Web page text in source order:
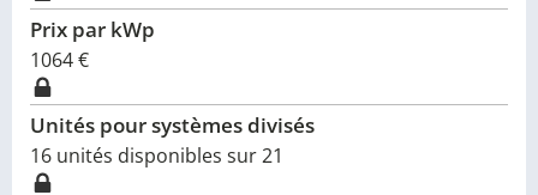
Prix par kWp
1064€
Unités pour systèmes divisés
16 unités disponibles sur 21